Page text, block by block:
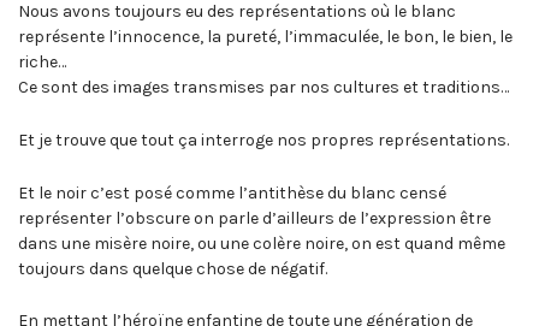
Nous avons toujours eu des représentations où le blanc
représente l’innocence, la pureté, l’immaculée, le bon, le bien, le
riche…
Ce sont des images transmises par nos cultures et traditions…
Et je trouve que tout ça interroge nos propres représentations.
Et le noir c’est posé comme l’antithèse du blanc censé
représenter l’obscure on parle d’ailleurs de l’expression être
dans une misère noire, ou une colère noire, on est quand même
toujours dans quelque chose de négatif.
En mettant l’héroïne enfantine de toute une génération de